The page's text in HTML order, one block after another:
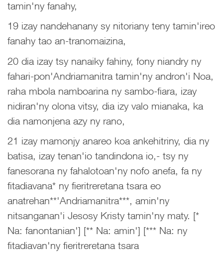
tamin'ny fanahy,
19 izay nandehanany sy nitoriany teny tamin'ireo
fanahy tao an-tranomaizina,
20 dia izay tsy nanaiky fahiny, fony niandry ny
fahari-pon'Andriamanitra tamin'ny andron'i Noa,
raha mbola namboarina ny sambo-fiara, izay
nidiran'ny olona vitsy, dia izy valo mianaka, ka
dia namonjena azy ny rano,
21 izay mamonjy anareo koa ankehitriny, dia ny
batisa, izay tenan'io tandindona io,- tsy ny
fanesorana ny fahalotoan'ny nofo anefa, fa ny
fitadiavana* ny fieritreretana tsara eo
anatrehan**'Andriamanitra***, amin'ny
nitsanganan'i Jesosy Kristy tamin'ny maty. [*
Na: fanontanian'] [** Na: amin'] [*** Na: ny
fitadiavan'ny fieritreretana tsara